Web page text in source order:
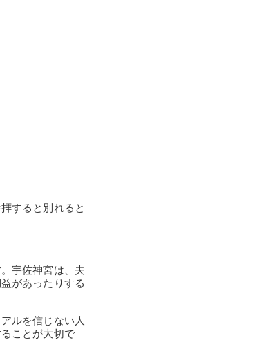
すると別れると
宇佐神宮は、夫
があったりする
ルを信じない人
ことが大切で